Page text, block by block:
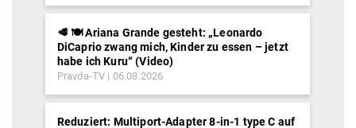
🥩 🍽️ Ariana Grande gesteht: „Leonardo
DiCaprio zwang mich, Kinder zu essen – jetzt
habe ich Kuru“ (Video)
Pravda-TV 06.08.2026
Reduziert: Multiport-Adapter 8-in-1 type C auf